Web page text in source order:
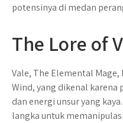
potensinya di medan
The Lore of
Vale, The Elemental
Wind, yang dikenal karena
dan energi unsur yang
langka untuk